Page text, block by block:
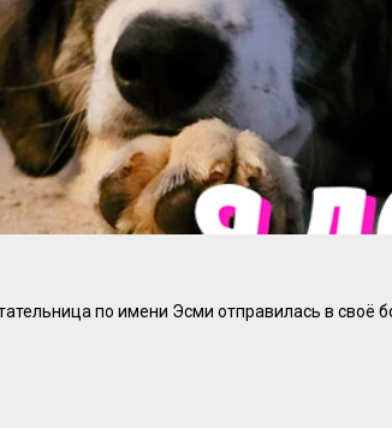
по имени Эсми отправилась в своё